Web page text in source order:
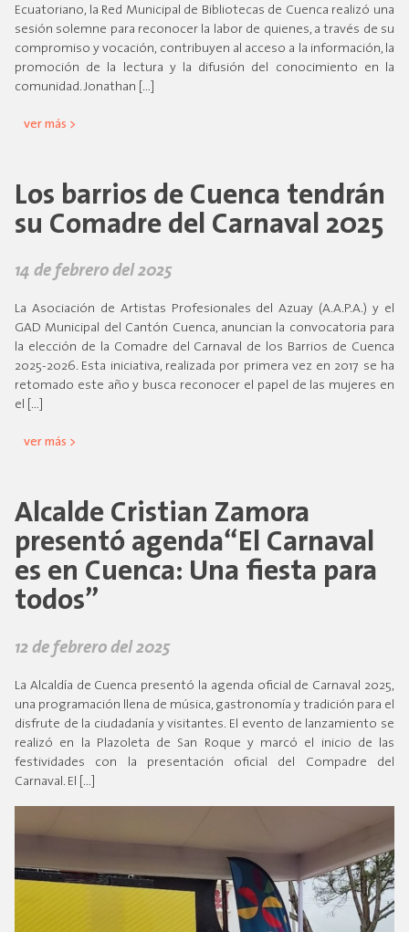
Ecuatoriano, la Red Municipal de Bibliotecas de Cuenca realizó una
sesión solemne para reconocer la labor de quienes, a través de su
compromiso y vocación, contribuyen al acceso a la información, la
promoción de la lectura y la difusión del conocimiento en la
comunidad. Jonathan […]
ver más >
Los barrios de Cuenca tendrán
su Comadre del Carnaval 2025
14 de febrero del 2025
La Asociación de Artistas Profesionales del Azuay (A.A.P.A.) y el
GAD Municipal del Cantón Cuenca, anuncian la convocatoria para
la elección de la Comadre del Carnaval de los Barrios de Cuenca
2025-2026. Esta iniciativa, realizada por primera vez en 2017 se ha
retomado este año y busca reconocer el papel de las mujeres en
el […]
ver más >
Alcalde Cristian Zamora
presentó agenda“El Carnaval
es en Cuenca: Una fiesta para
todos”
12 de febrero del 2025
La Alcaldía de Cuenca presentó la agenda oficial de Carnaval 2025,
una programación llena de música, gastronomía y tradición para el
disfrute de la ciudadanía y visitantes. El evento de lanzamiento se
realizó en la Plazoleta de San Roque y marcó el inicio de las
festividades con la presentación oficial del Compadre del
Carnaval. El […]